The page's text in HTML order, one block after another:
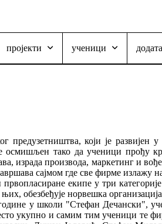
пројекти ученици
који је развијен
осмишљен тако да ученици прођу
израда производа, маркетинг и
сајмом где све фирме излажу
првопласиране екипе у три
обезбеђује норвешка
у школи "Стефан Дечански",
укупно и самим тим ученици те